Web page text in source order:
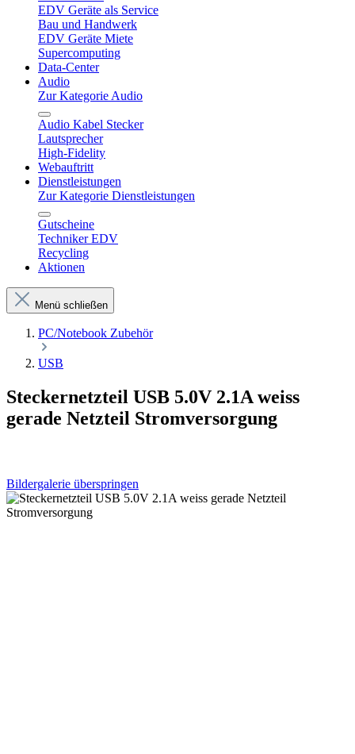
EDV Geräte als Service
Bau und Handwerk
EDV Geräte Miete
Supercomputing
Data-Center
Audio
Zur Kategorie Audio
Audio Kabel Stecker
Lautsprecher
High-Fidelity
Webauftritt
Dienstleistungen
Zur Kategorie Dienstleistungen
Gutscheine
Techniker EDV
Recycling
Aktionen
Menü schließen
PC/Notebook Zubehör
USB
Steckernetzteil USB 5.0V 2.1A weiss
gerade Netzteil Stromversorgung
Bildergalerie überspringen